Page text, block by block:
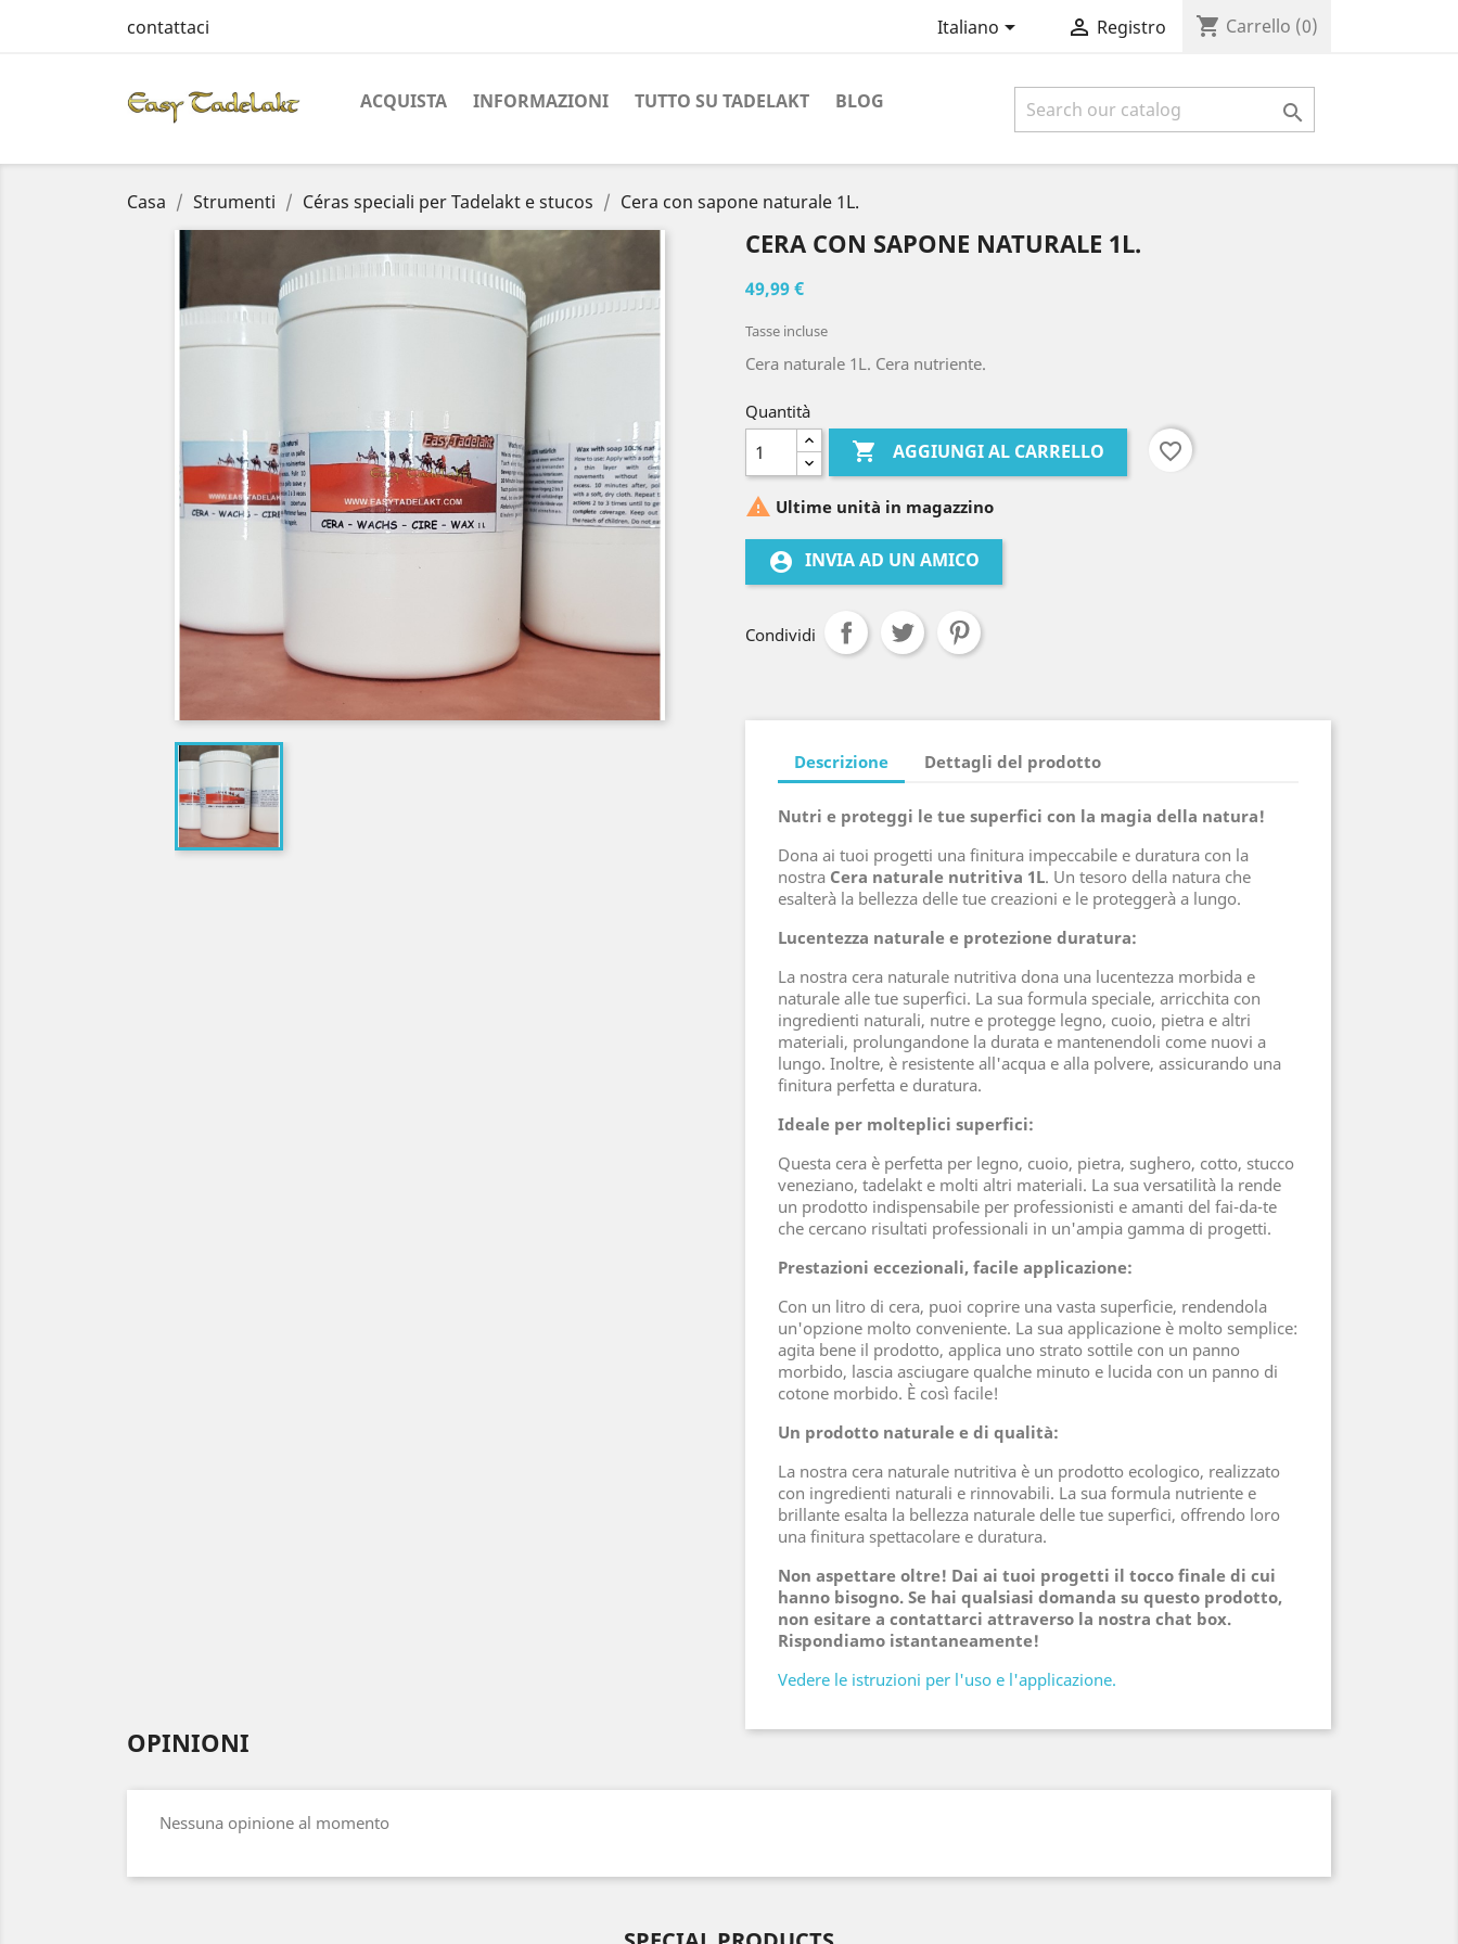
contattaci Italiano  Registro shopping_cart Carrello (0)
ACQUISTA INFORMAZIONI TUTTO SU TADELAKT BLOG 
Casa Strumenti Céras speciali per Tadelakt e stucos Cera con sapone naturale 1L.
CERA CON SAPONE NATURALE 1L.
49,99 €
Tasse incluse
Cera naturale 1L. Cera nutriente.
Quantità
 AGGIUNGI AL CARRELLO favorite_border
 Ultime unità in magazzino
account_circle INVIA AD UN AMICO
Condividi
Descrizione Dettagli del prodotto
Nutri e proteggi le tue superfici con la magia della natura!
Dona ai tuoi progetti una finitura impeccabile e duratura con la
nostra Cera naturale nutritiva 1L. Un tesoro della natura che
esalterà la bellezza delle tue creazioni e le proteggerà a lungo.
Lucentezza naturale e protezione duratura:
La nostra cera naturale nutritiva dona una lucentezza morbida e
naturale alle tue superfici. La sua formula speciale, arricchita con
ingredienti naturali, nutre e protegge legno, cuoio, pietra e altri
materiali, prolungandone la durata e mantenendoli come nuovi a
lungo. Inoltre, è resistente all'acqua e alla polvere, assicurando una
finitura perfetta e duratura.
Ideale per molteplici superfici:
Questa cera è perfetta per legno, cuoio, pietra, sughero, cotto, stucco
veneziano, tadelakt e molti altri materiali. La sua versatilità la rende
un prodotto indispensabile per professionisti e amanti del fai-da-te
che cercano risultati professionali in un'ampia gamma di progetti.
Prestazioni eccezionali, facile applicazione:
Con un litro di cera, puoi coprire una vasta superficie, rendendola
un'opzione molto conveniente. La sua applicazione è molto semplice:
agita bene il prodotto, applica uno strato sottile con un panno
morbido, lascia asciugare qualche minuto e lucida con un panno di
cotone morbido. È così facile!
Un prodotto naturale e di qualità:
La nostra cera naturale nutritiva è un prodotto ecologico, realizzato
con ingredienti naturali e rinnovabili. La sua formula nutriente e
brillante esalta la bellezza naturale delle tue superfici, offrendo loro
una finitura spettacolare e duratura.
Non aspettare oltre! Dai ai tuoi progetti il tocco finale di cui
hanno bisogno. Se hai qualsiasi domanda su questo prodotto,
non esitare a contattarci attraverso la nostra chat box.
Rispondiamo istantaneamente!
Vedere le istruzioni per l'uso e l'applicazione.
OPINIONI
Nessuna opinione al momento